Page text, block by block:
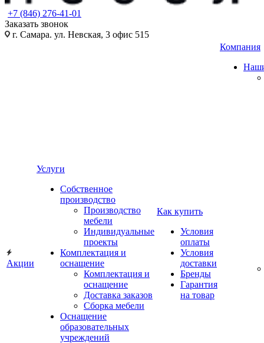
+7 (846) 276-41-01
Заказать звонок
г. Самара. ул. Невская, 3 офис 515
Акции
Услуги
Собственное
производство
Производство
мебели
Индивидуальные
проекты
Комплектация и
оснащение
Комплектация и
оснащение
Доставка заказов
Сборка мебели
Оснащение
образовательных
учреждений
Как купить
Условия
оплаты
Условия
доставки
Бренды
Гарантия
на товар
Компания